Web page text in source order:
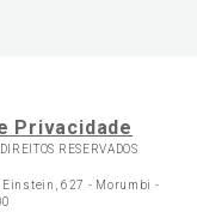
Privacidade
DIREITOS RESERVADOS
Einstein, 627 - Morumbi -